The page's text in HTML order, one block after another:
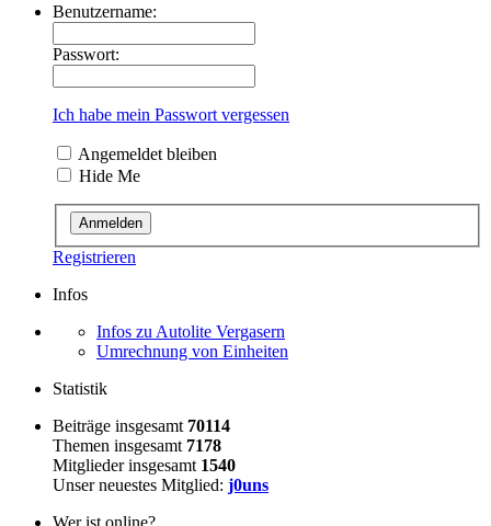
Benutzername:
Passwort:
Ich habe mein Passwort vergessen
Angemeldet bleiben
Hide Me
Registrieren
Infos
Infos zu Autolite Vergasern
Umrechnung von Einheiten
Statistik
Beiträge insgesamt 70114
Themen insgesamt 7178
Mitglieder insgesamt 1540
Unser neuestes Mitglied: j0uns